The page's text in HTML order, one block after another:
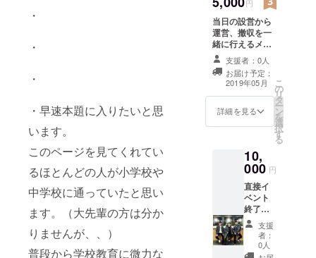
・
・
・
・早速本題に入りたいと思
います。
このページを見てくれてい
るほとんどの人が小学校や
中学校に通っていたと思い
ます。（大先輩の方は分か
りませんが、、）
普段から学校教育に微力な
は名前の通
りです！）
こんな一人
旅と人と出
会うことが
大好きな自
分をよろし
くお願いし
左右す
る！！
一緒に
この企
画を成
功させ
ましょ
う。
【方
法】 ス
やzoom
たスマ
ホ上で
できる
アプリ
なども
利用
し、週
に2回2
円
当日の設営から
運営、撤収を一
緒に行えるメン
バーになれる。
当日のイベント
スタッフになれ
ます！
支援者：0人
お届け予定：
2019年05月
詳細を見る
こ
の
リ
タ
ー
ン
を
選
択
す
る
10,
000 円
直接イ
ベント
終了後
にお礼
させて
いただ
きま
支援
者：
0人